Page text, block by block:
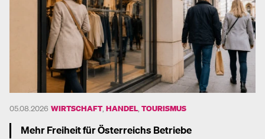
05.08.2026 WIRTSCHAFT, HANDEL, TOURISMUS
Mehr Freiheit für Österreichs Betriebe